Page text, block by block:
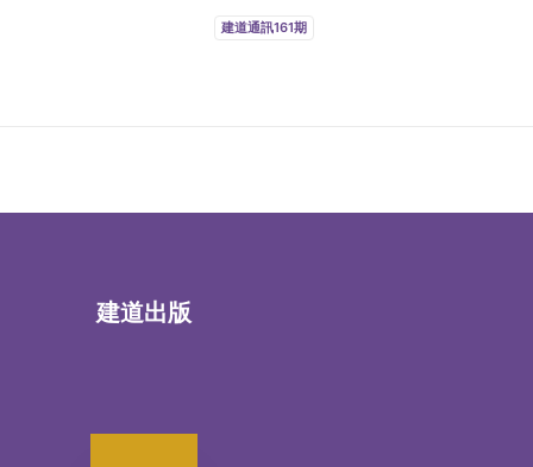
建道通訊161期
建道出版